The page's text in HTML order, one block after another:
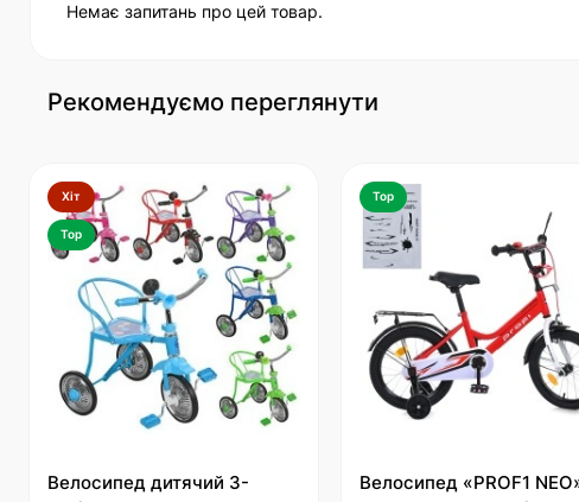
Немає запитань про цей товар.
Рекомендуємо переглянути
Хіт
Top
Велосипед дитячий 3-
Top
Велосипед «PROF1